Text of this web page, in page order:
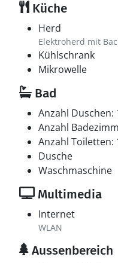
Küche
Herd
Elektroherd mit
Kühlschrank
Mikrowelle
Bad
Anzahl Duschen:
Anzahl
Anzahl Toiletten:
Dusche
Waschmaschine
Multimedia
Internet
WLAN
Aussenbereich